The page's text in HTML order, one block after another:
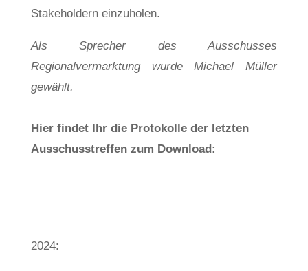
Stakeholdern einzuholen.
Als Sprecher des Ausschusses
Regionalvermarktung wurde Michael Müller
gewählt.
Hier findet Ihr die Protokolle der letzten
Ausschusstreffen zum Download:
2024: